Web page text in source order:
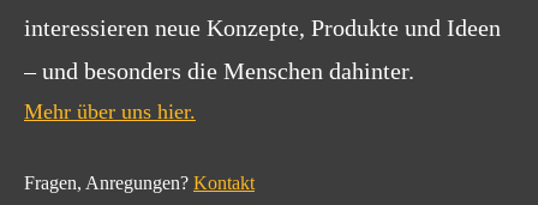
interessieren neue Konzepte, Produkte und Ideen
– und besonders die Menschen dahinter.
Mehr über uns hier.
Fragen, Anregungen? Kontakt